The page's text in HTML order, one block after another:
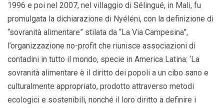
1996 e poi nel 2007, nel villaggio di Sélingué, in Mali, fu
promulgata la dichiarazione di Nyéléni, con la definizione di
“sovranità alimentare” stilata da “La Via Campesina”,
l’organizzazione no-profit che riunisce associazioni di
contadini in tutto il mondo, specie in America Latina: ‘La
sovranità alimentare è il diritto dei popoli a un cibo sano e
culturalmente appropriato, prodotto attraverso metodi
ecologici e sostenibili, nonché il loro diritto a definire i